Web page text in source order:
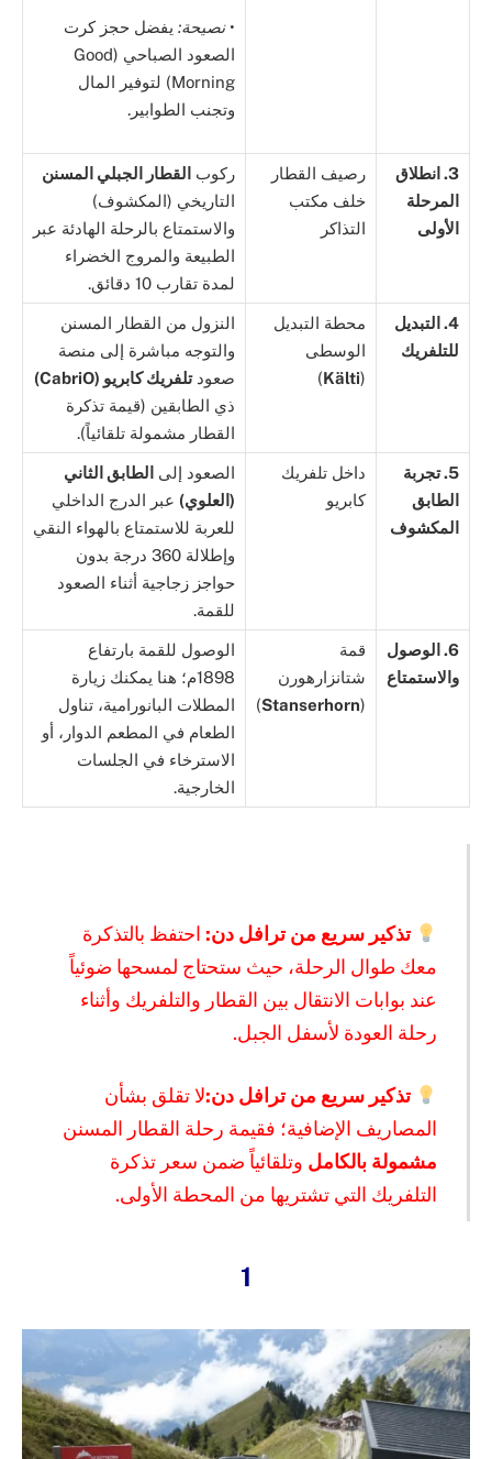
•نصيحة: يفضل حجز كرت
الصعود الصباحي (Good
Morning) لتوفير المال
وتجنب الطوابير.
3. انطلاق
المرحلة
الأولى
رصيف القطار
خلف مكتب
التذاكر
ركوب القطار الجبلي المسنن
التاريخي (المكشوف)
والاستمتاع بالرحلة الهادئة عبر
الطبيعة والمروج الخضراء
لمدة تقارب 10 دقائق.
4. التبديل
للتلفريك
محطة التبديل
الوسطى
(
Kälti
)
النزول من القطار المسنن
والتوجه مباشرة إلى منصة
صعودتلفريك كابريو (CabriO)
ذي الطابقين (قيمة تذكرة
القطار مشمولة تلقائياً).
5. تجربة
الطابق
المكشوف
داخل تلفريك
كابريو
الصعود إلى الطابق الثاني
(العلوي) عبر الدرج الداخلي
للعربة للاستمتاع بالهواء النقي
وإطلالة 360 درجة بدون
حواجز زجاجية أثناء الصعود
للقمة.
6. الوصول
والاستمتاع
قمة
شتانزارهورن
(
Stanserhorn
)
الوصول للقمة بارتفاع
1898م؛ هنا يمكنك زيارة
المطلات البانورامية، تناول
الطعام في المطعم الدوار، أو
الاسترخاء في الجلسات
الخارجية.
تذكير سريع من ترافل دن: احتفظ بالتذكرة
معك طوال الرحلة، حيث ستحتاج لمسحها ضوئياً
عند بوابات الانتقال بين القطار والتلفريك وأثناء
رحلة العودة لأسفل الجبل.
تذكير سريع من ترافل دن:لا تقلق بشأن
المصاريف الإضافية؛ فقيمة رحلة القطار المسنن
مشمولة بالكامل وتلقائياً ضمن سعر تذكرة
التلفريك التي تشتريها من المحطة الأولى.
1